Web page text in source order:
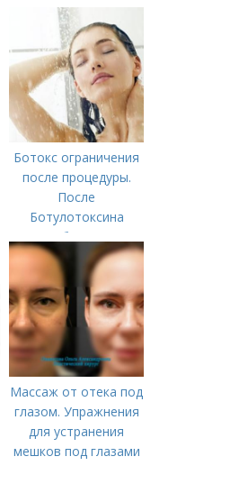
Ботокс ограничения
после процедуры.
После
Ботулотоксина
необходимо
Массаж от отека под
глазом. Упражнения
для устранения
мешков под глазами